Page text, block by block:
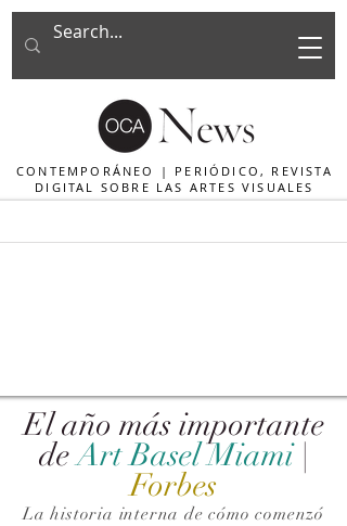
CONTEMPORÁNEO | PERIÓDICO, REVISTA
DIGITAL SOBRE LAS ARTES VISUALES
El año más importante
de Art Basel Miami |
Forbes
La historia interna de cómo comenzó